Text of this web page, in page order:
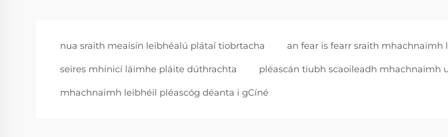
nua sraith meaisín leibhéalú plátaí tiobrtacha an fear is fearr sraith mhachnaimh
seires mhinicí láimhe pláite dúthrachta pléascán tiubh scaoileadh mhachnaimh
mhachnaimh leibhéil pléascóg déanta i gCíné